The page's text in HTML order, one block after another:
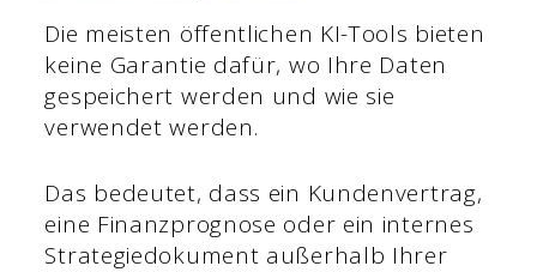
Die meisten öffentlichen KI-Tools bieten
keine Garantie dafür, wo Ihre Daten
gespeichert werden und wie sie
verwendet werden.
Das bedeutet, dass ein Kundenvertrag,
eine Finanzprognose oder ein internes
Strategiedokument außerhalb Ihrer